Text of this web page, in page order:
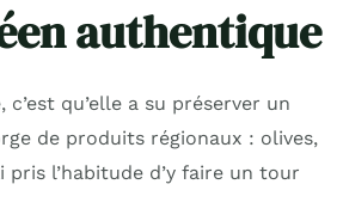
authentique
qu’elle a su préserver un
de produits régionaux : olives,
l’habitude d’y faire un tour